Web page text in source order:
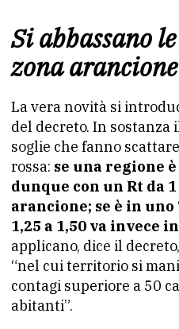
Si abbassano
zona
La vera novità si
del decreto. In sostanza
soglie che fanno
rossa: se una regione
dunque con un Rt da
arancione; se è in uno
1,25 a 1,50 va invece in
applicano, dice il
“nel cui territorio si
contagi superiore a 50
abitanti”.